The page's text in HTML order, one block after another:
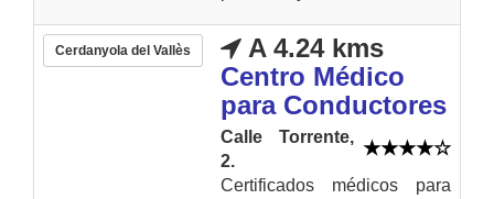
Cerdanyola del Vallès
A 4.24 kms
Centro Médico
para Conductores
Calle Torrente,
2.
Certificados médicos para